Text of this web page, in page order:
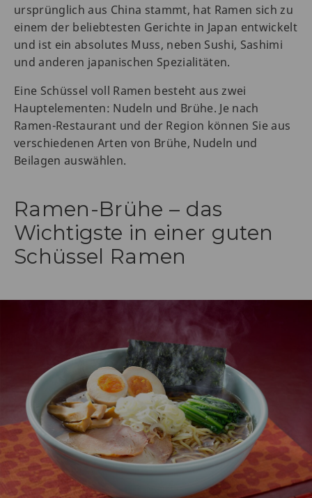
ursprünglich aus China stammt, hat Ramen sich zu
einem der beliebtesten Gerichte in Japan entwickelt
und ist ein absolutes Muss, neben Sushi, Sashimi
und anderen japanischen Spezialitäten.
Eine Schüssel voll Ramen besteht aus zwei
Hauptelementen: Nudeln und Brühe. Je nach
Ramen-Restaurant und der Region können Sie aus
verschiedenen Arten von Brühe, Nudeln und
Beilagen auswählen.
Ramen-Brühe – das
Wichtigste in einer guten
Schüssel Ramen